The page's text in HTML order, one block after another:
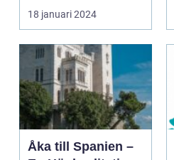
historia, kultur och
vackra sevärd...
18 januari 2024
Åka till Spanien –